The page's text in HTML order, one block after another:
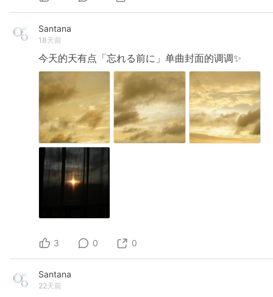
Santana
18天前
今天的天有点「忘れる前に」单曲封面的调调✨
3 0 0
Santana
22天前